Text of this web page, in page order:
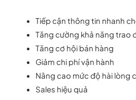
Tiếp cận thông tin nhanh
Tăng cường khả năng trao
Tăng cơ hội bán hàng
Giảm chi phí vận hành
Nâng cao mức độ hài lòng
Sales hiệu quả